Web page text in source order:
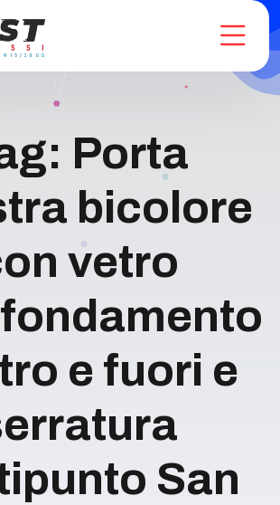
Porta
bicolore
vetro
e fuori e
San